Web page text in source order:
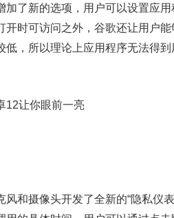
加了新的选项，用户可以设置应
时可访问之外，谷歌还让用户能
低，所以理论上应用程序无法得
和摄像头开发了全新的“隐私仪